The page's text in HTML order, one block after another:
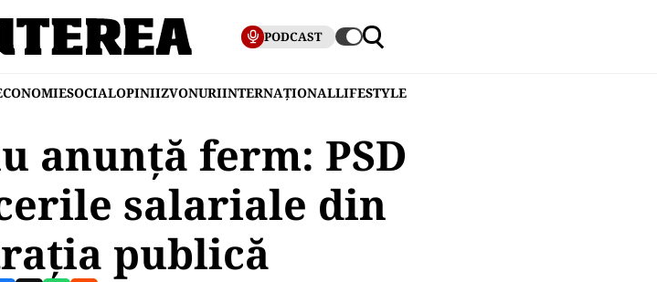
PODCAST
SOCIALOPINIIZVONURIINTERNAȚIONALLIFESTYLE
anunță ferm: PSD
salariale din
publică